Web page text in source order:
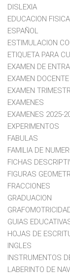
DISLEXIA
EDUCACION FISICA
ESPAÑOL
ESTIMULACION
ETIQUETA PARA
EXAMEN DE
EXAMEN DOCENTE
EXAMEN
EXAMENES
EXAMENES 2025-
EXPERIMENTOS
FABULAS
FAMILIA DE
FICHAS
FIGURAS
FRACCIONES
GRADUACION
GUIAS
HOJAS DE
INGLES
INSTRUMENTOS
LABERINTO DE